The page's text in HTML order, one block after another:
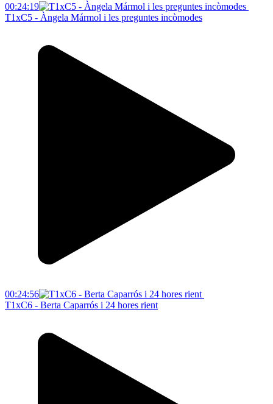
00:24:19
T1xC5 - Àngela Mármol i les preguntes incòmodes
00:24:56
T1xC6 - Berta Caparrós i 24 hores rient